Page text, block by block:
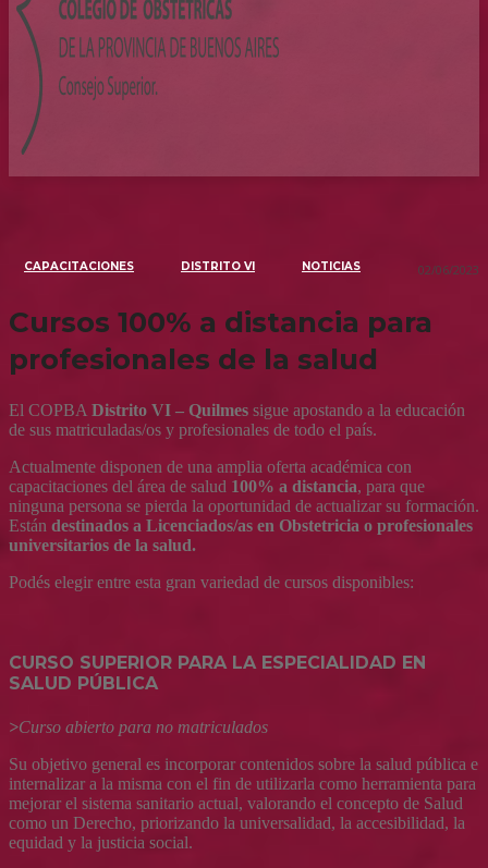
CAPACITACIONES DISTRITO VI NOTICIAS 02/06/2023
Cursos 100% a distancia para
profesionales de la salud
El COPBA Distrito VI – Quilmes sigue apostando a la educación
de sus matriculadas/os y profesionales de todo el país.
Actualmente disponen de una amplia oferta académica con
capacitaciones del área de salud 100% a distancia, para que
ninguna persona se pierda la oportunidad de actualizar su formación.
Están destinados a Licenciados/as en Obstetricia o profesionales
universitarios de la salud.
Podés elegir entre esta gran variedad de cursos disponibles:
CURSO SUPERIOR PARA LA ESPECIALIDAD EN
SALUD PÚBLICA
>Curso abierto para no matriculados
Su objetivo general es incorporar contenidos sobre la salud pública e
internalizar a la misma con el fin de utilizarla como herramienta para
mejorar el sistema sanitario actual, valorando el concepto de Salud
como un Derecho, priorizando la universalidad, la accesibilidad, la
equidad y la justicia social.